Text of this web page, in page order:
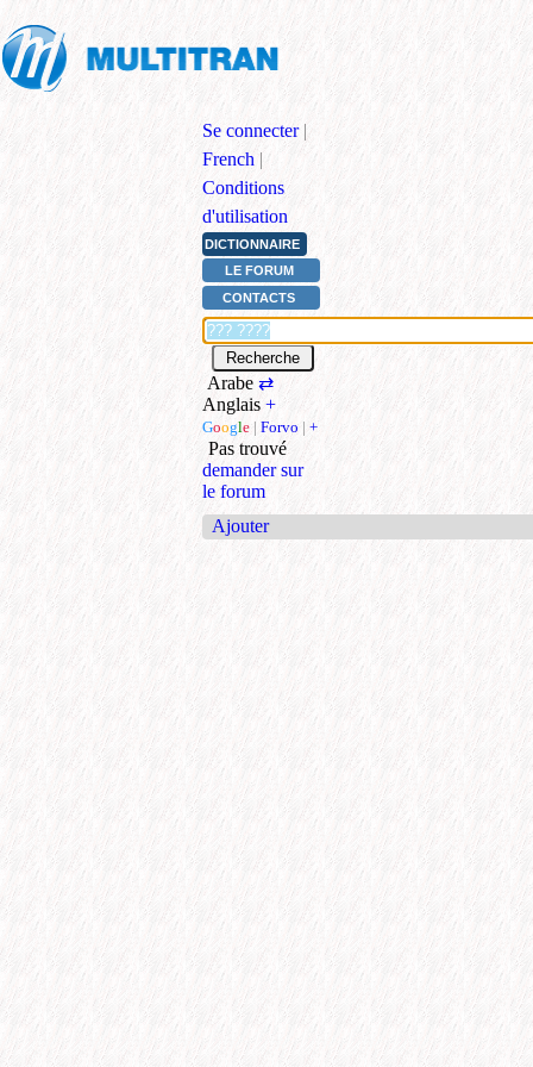
Se connecter |
French |
Conditions
d'utilisation
DICTIONNAIRE
LE FORUM
CONTACTS
Arabe ⇄
Anglais +
Google | Forvo | +
Pas trouvé
demander sur
le forum
Ajouter